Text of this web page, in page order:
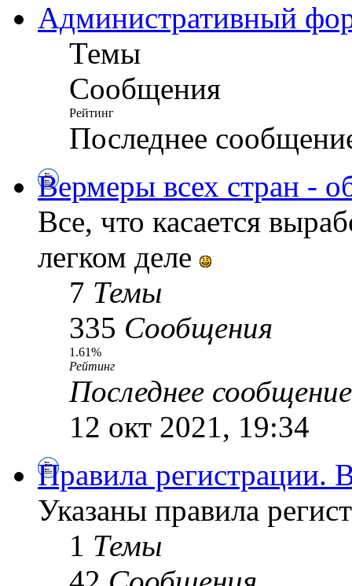
Административный
Темы
Сообщения
Рейтинг
Последнее
Вермеры всех стран -
Все, что касается
легком деле
7 Темы
335 Сообщения
1.61%
Рейтинг
Последнее сообщение
12 окт 2021, 19:34
Правила
Указаны правила
1 Темы